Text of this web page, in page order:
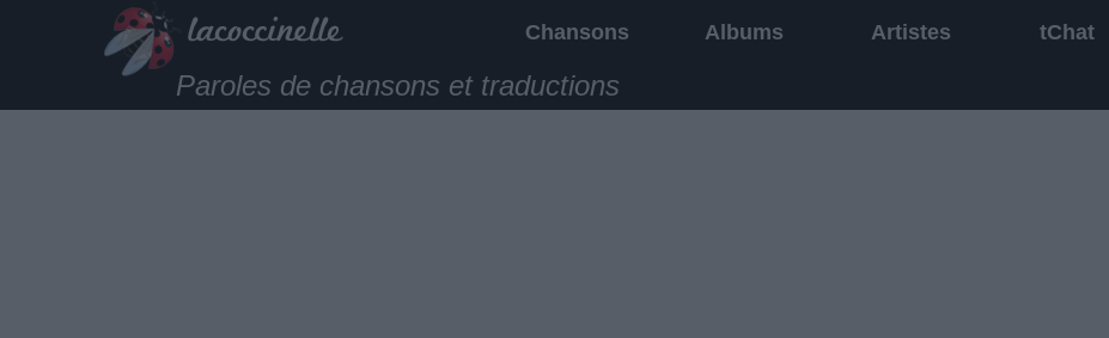
Chansons Albums Artistes tChat
Paroles de chansons et traductions